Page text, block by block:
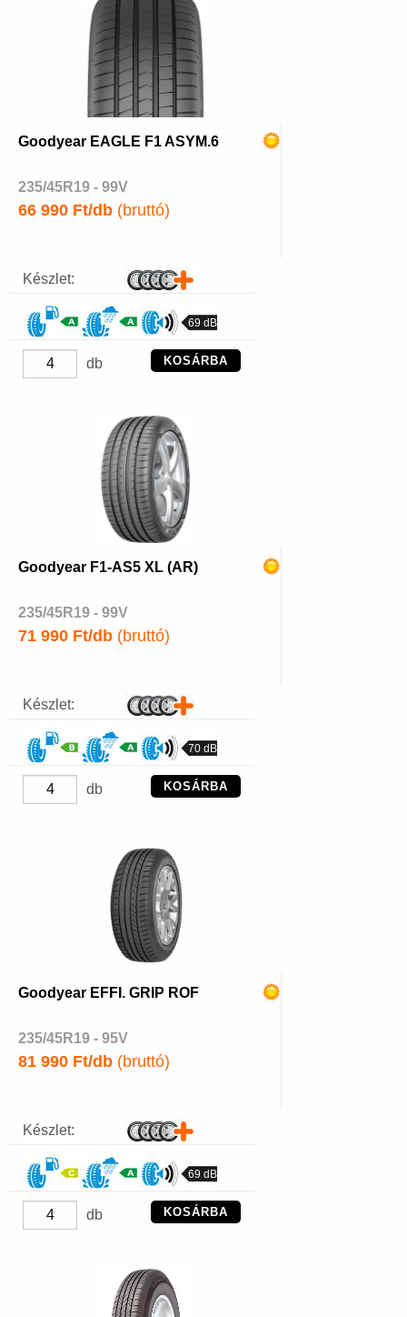
Goodyear EAGLE F1 ASYM.6
235/45R19 - 99V
66 990 Ft/db (bruttó)
Készlet:
69 dB
db KOSÁRBA
Goodyear F1-AS5 XL (AR)
235/45R19 - 99V
71 990 Ft/db (bruttó)
Készlet:
70 dB
db KOSÁRBA
Goodyear EFFI. GRIP ROF
235/45R19 - 95V
81 990 Ft/db (bruttó)
Készlet:
69 dB
db KOSÁRBA